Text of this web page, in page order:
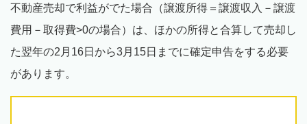
不動産売却で利益がでた場合（譲渡所得＝譲渡収入－譲渡
費用－取得費>0の場合）は、ほかの所得と合算して売却し
た翌年の2月16日から3月15日までに確定申告をする必要
があります。